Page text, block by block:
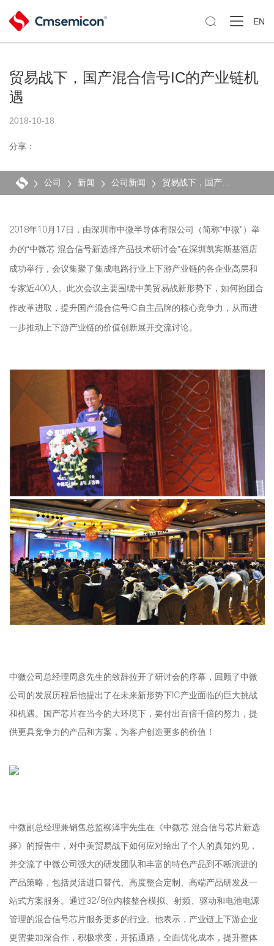
 EN
贸易战下，国产混合信号IC的产业链机
遇
2018-10-18
分享：
公司 新闻 公司新闻
2018年10月17日，由深圳市中微半导体有限公司（简称“中微”）举
办的“中微芯 混合信号新选择产品技术研讨会”在深圳凯宾斯基酒店
成功举行，会议集聚了集成电路行业上下游产业链的各企业高层和
专家近400人。此次会议主要围绕中美贸易战新形势下，如何抱团合
作改革进取，提升国产混合信号IC自主品牌的核心竞争力，从而进
一步推动上下游产业链的价值创新展开交流讨论。
中微公司总经理周彦先生的致辞拉开了研讨会的序幕，回顾了中微
公司的发展历程后他提出了在未来新形势下IC产业面临的巨大挑战
和机遇。国产芯片在当今的大环境下，要付出百倍千倍的努力，提
供更具竞争力的产品和方案，为客户创造更多的价值！
中微副总经理兼销售总监柳泽宇先生在《中微芯 混合信号芯片新选
择》的报告中，对中美贸易战下如何应对给出了个人的真知灼见，
并交流了中微公司强大的研发团队和丰富的特色产品到不断演进的
产品策略，包括灵活进口替代、高度整合定制、高端产品研发及一
站式方案服务。通过32/8位内核整合模拟、射频、驱动和电池电源
管理的混合信号芯片服务更多的行业。他表示，产业链上下游企业
更需要加深合作，积极求变，开拓通路，全面优化成本，提升整体